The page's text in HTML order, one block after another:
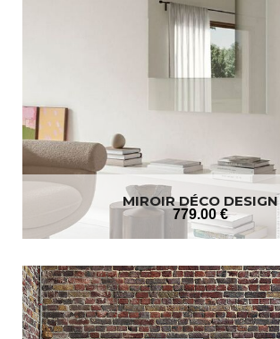
MIROIR DÉCO DESIGN
779.00 €